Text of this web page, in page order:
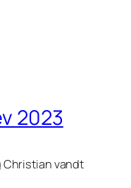
2023
Christian vandt